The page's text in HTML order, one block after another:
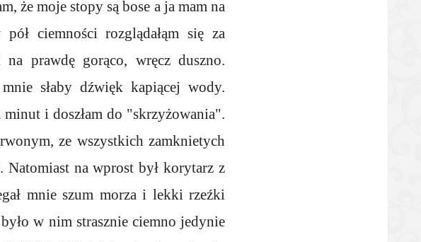
że moje stopy są bose a ja mam na
ciemności rozglądałąm się za
prawdę gorąco, wręcz duszno.
słaby dźwięk kapiącej wody.
i doszłam do "skrzyżowania".
ze wszystkich zamknietych
Natomiast na wprost był korytarz z
mnie szum morza i lekki rzeźki
w nim strasznie ciemno jedynie